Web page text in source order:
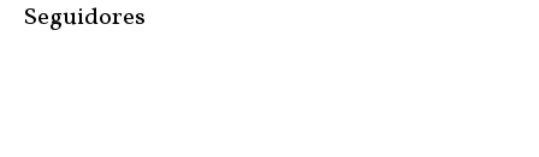
Seguidores